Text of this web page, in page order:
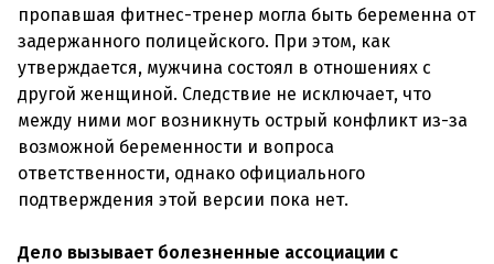
пропавшая фитнес-тренер могла быть беременна от
задержанного полицейского. При этом, как
утверждается, мужчина состоял в отношениях с
другой женщиной. Следствие не исключает, что
между ними мог возникнуть острый конфликт из-за
возможной беременности и вопроса
ответственности, однако официального
подтверждения этой версии пока нет.
Дело вызывает болезненные ассоциации с